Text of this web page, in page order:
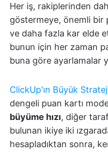
Her iş, rakiplerinden
göstermeye, önemli bir
ve daha fazla kar elde
bunun için her zaman
buna göre ayarlamalar
ClickUp'ın Büyük
dengeli puan kartı
büyüme hızı, diğer
bulunan ikiye iki
hesapladıktan sonra,